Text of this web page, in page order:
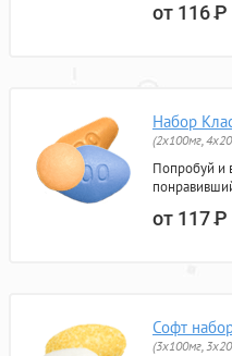
от 116Р
Набор
(2x100мг,
Попробуй и
от 117Р
Софт
(3x100мг,